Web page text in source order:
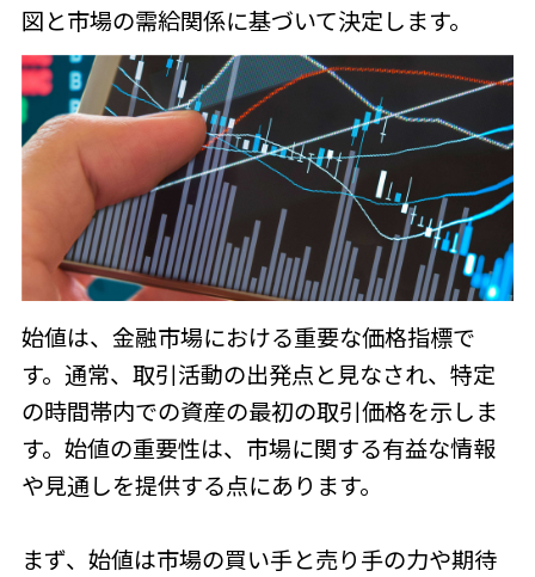
図と市場の需給関係に基づいて決定します。
始値は、金融市場における重要な価格指標で
す。通常、取引活動の出発点と見なされ、特定
の時間帯内での資産の最初の取引価格を示しま
す。始値の重要性は、市場に関する有益な情報
や見通しを提供する点にあります。
まず、始値は市場の買い手と売り手の力や期待